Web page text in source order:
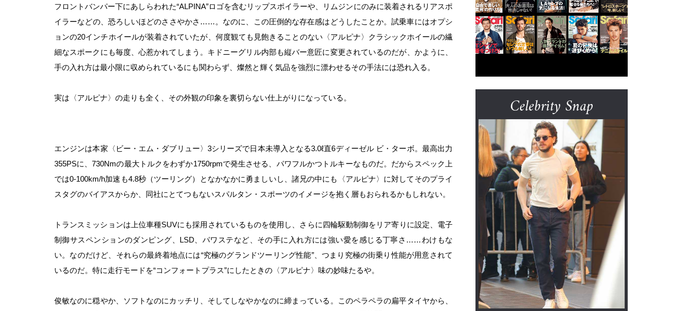
フロントバンパー下にあしらわれた“ALPINA”ロゴを含むリップスポイラーや、リムジンにのみに装着されるリアスポ
イラーなどの、恐ろしいほどのささやかさ……。なのに、この圧倒的な存在感はどうしたことか。試乗車にはオプシ
ョンの20インチホイールが装着されていたが、何度観ても見飽きることのない〈アルピナ〉クラシックホイールの繊
細なスポークにも毎度、心惹かれてしまう。キドニーグリル内部も縦バー意匠に変更されているのだが、かように、
手の入れ方は最小限に収められているにも関わらず、燦然と輝く気品を強烈に漂わせるその手法には恐れ入る。
実は〈アルピナ〉の走りも全く、その外観の印象を裏切らない仕上がりになっている。
エンジンは本家〈ビー・エム・ダブリュー〉3シリーズで日本未導入となる3.0ℓ直6ディーゼル ビ・ターボ。最高出力
355PSに、730Nmの最大トルクをわずか1750rpmで発生させる、パワフルかつトルキーなものだ。だからスペック上
では0-100km/h加速も4.8秒（ツーリング）となかなかに勇ましいし、諸兄の中にも〈アルピナ〉に対してそのプライ
スタグのバイアスからか、同社にとてつもないスパルタン・スポーツのイメージを抱く層もおられるかもしれない。
トランスミッションは上位車種SUVにも採用されているものを使用し、さらに四輪駆動制御をリア寄りに設定、電子
制御サスペンションのダンピング、LSD、パワステなど、その手に入れ方には強い愛を感じる丁寧さ……わけもな
い。なのだけど、それらの最終着地点には“究極のグランドツーリング性能”、つまり究極の街乗り性能が用意されて
いるのだ。特に走行モードを“コンフォートプラス”にしたときの〈アルピナ〉味の妙味たるや。
俊敏なのに穏やか、ソフトなのにカッチリ、そしてしなやかなのに締まっている。このペラペラの扁平タイヤから、
Celebrity Snap